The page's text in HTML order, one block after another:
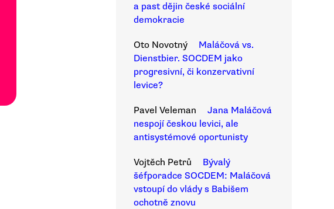
a past dějin české sociální
demokracie
Oto Novotný
Maláčová vs.
Dienstbier. SOCDEM jako
progresivní, či konzervativní
levice?
Pavel Veleman
Jana Maláčová
nespojí českou levici, ale
antisystémové oportunisty
Vojtěch Petrů
Bývalý
šéfporadce SOCDEM: Maláčová
vstoupí do vlády s Babišem
ochotně znovu